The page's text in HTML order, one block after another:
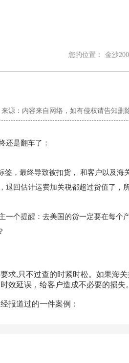
您的位置： 金沙
来源：内容来自网络，如有侵权请告知删
还是翻车了：
签，最终导致被扣货， 和客户以及
回估计运费加关税都超过货值了，
一个提醒：去美国的货一定要在每个
求,只不过查的时紧时松。如果海关
效延误，给客户造成不必要的损失。
报道过的一件案例：